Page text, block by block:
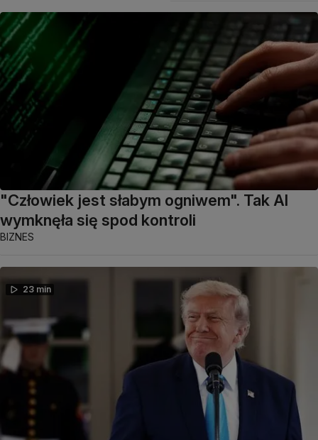
"Człowiek jest słabym ogniwem". Tak AI
wymknęła się spod kontroli
BIZNES
23 min